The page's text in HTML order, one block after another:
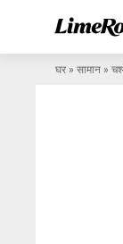
घर » सामान »